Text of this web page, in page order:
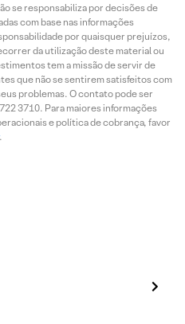
se responsabiliza por decisões de
com base nas informações
por quaisquer prejuízos,
da utilização deste material ou
tem a missão de servir de
que não se sentirem satisfeitos com
problemas. O contato pode ser
3710. Para maiores informações
e política de cobrança, favor
.